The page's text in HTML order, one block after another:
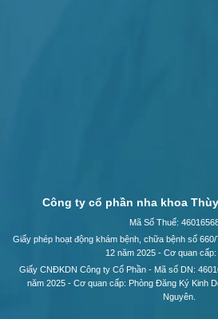
Công ty cổ phần nha khoa
Mã Số Thuế:
Giấy phép hoạt động khám bệnh, chữa bệnh số
12 năm 2025 - Cơ quan cấp:
Giấy CNĐKDN Công ty Cổ Phần - Mã số DN:
năm 2025 - Cơ quan cấp: Phòng Đăng Ký Kinh
Nguyên.